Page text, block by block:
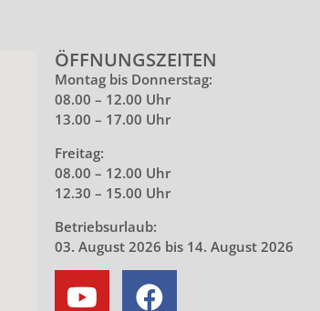
ÖFFNUNGSZEITEN
Montag bis Donnerstag:
08.00 – 12.00 Uhr
13.00 – 17.00 Uhr
Freitag:
08.00 – 12.00 Uhr
12.30 – 15.00 Uhr
Betriebsurlaub:
03. August 2026 bis 14. August 2026